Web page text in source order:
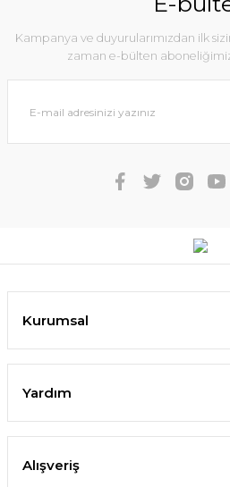
Kampanya ve duyurularımızdan ilk
zaman e-bülten
Kurumsal
Yardım
Alışveriş